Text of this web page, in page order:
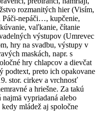
rozmanitých hier (Visím,
nepáči…, kupčenie,
vaľkanie, čítanie
výstupov (Umrevec
hry na svadbu, výstupy v
maskách, napr. s
hry chlapcov a dievčat
podtext, preto ich opakovane
stor. cirkev a vrchnosť
a hriešne. Za takú
najmä vypriadaná alebo
mládež aj spoločne